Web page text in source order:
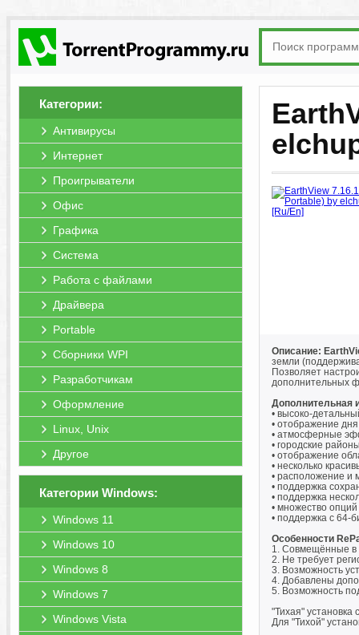
Категории:
Антивирусы
Интернет
Проигрыватели
Офис
Графика
Система
Работа с файлами
Драйвера
Portable
Сборники WPI
Разработчикам
Оформление
Linux, Unix
Другое
Категории Windows:
Windows 11
Windows 10
Windows 8
Windows 7
Windows Vista
Описание:
земли
Позволяет
дополнительных
Дополнительная
• высоко-
• отображение
• атмосферные
• городские
• отображение
• несколько
• расположение и
• поддержка
• поддержка
• множество
• поддержка с 64-
Особенности
1. Совмещённые в
2. Не требует
3. Возможность
4. Добавлены
5. Возможность
"Тихая"
Для "Тихой"